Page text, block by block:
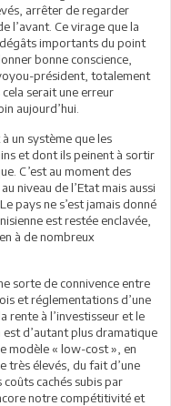
arrêter de regarder
l’avant. Ce virage que la
dégâts importants du point
bonne conscience,
président, totalement
serait une erreur
aujourd’hui.
un système que les
et dont ils peinent à sortir
C’est au moment des
niveau de l’Etat mais aussi
pays ne s’est jamais donné
est restée enclavée,
à de nombreux
sorte de connivence entre
et réglementations d’une
rente à l’investisseur et le
d’autant plus dramatique
modèle « low-cost », en
très élevés, du fait d’une
cachés subis par
notre compétitivité et